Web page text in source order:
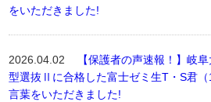
をいただきました!
2026.04.02
【保護者の声速報！】岐
型選抜Ⅱに合格した富士ゼミ生T・S君
言葉をいただきました!